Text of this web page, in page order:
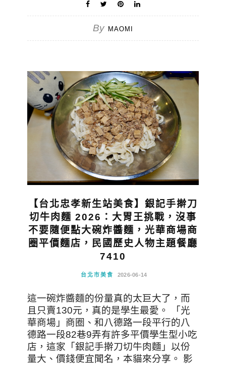
By MAOMI
【台北忠孝新生站美食】銀記手擀刀
切牛肉麵 2026：大胃王挑戰，沒事
不要隨便點大碗炸醬麵，光華商場商
圈平價麵店，民國歷史人物主題餐廳
7410
台北市美食 2026-06-14
這一碗炸醬麵的份量真的太巨大了，而
且只賣130元，真的是學生最愛。 「光
華商場」商圈、和八德路一段平行的八
德路一段82巷9弄有許多平價學生型小吃
店，這家「銀記手擀刀切牛肉麵」以份
量大、價錢便宜聞名，本貓來分享。 影